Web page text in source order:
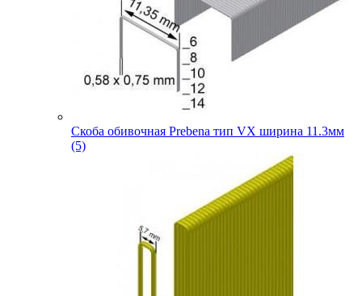
Скоба обивочная Prebena тип VX ширина 11.3мм
(5)